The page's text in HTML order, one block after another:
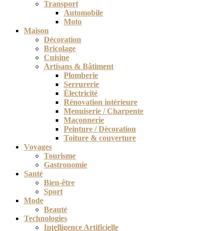
Transport
Automobile
Moto
Maison
Décoration
Bricolage
Cuisine
Artisans & Bâtiment
Plomberie
Serrurerie
Électricité
Rénovation intérieure
Menuiserie / Charpente
Maçonnerie
Peinture / Décoration
Toiture & couverture
Voyages
Tourisme
Gastronomie
Santé
Bien-être
Sport
Mode
Beauté
Technologies
Intelligence Artificielle